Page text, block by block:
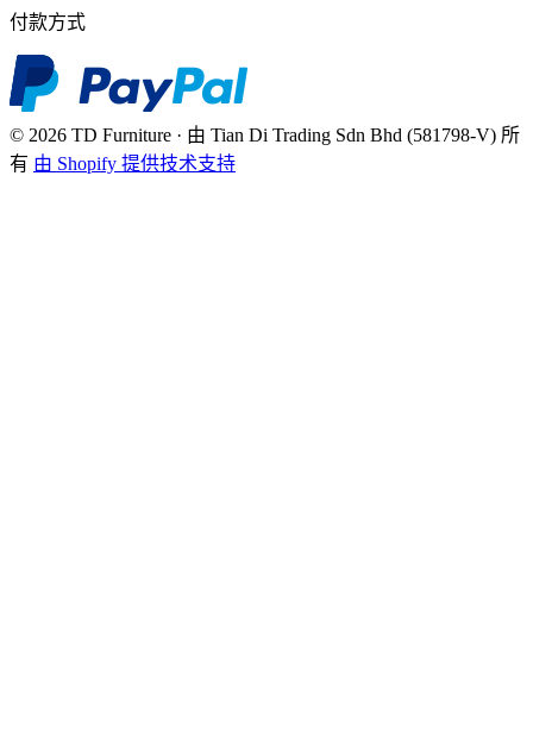
付款方式
© 2026 TD Furniture · 由 Tian Di Trading Sdn Bhd (581798-V) 所
有 由 Shopify 提供技术支持